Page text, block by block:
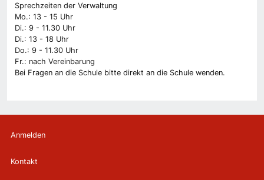
Sprechzeiten der Verwaltung
Mo.: 13 - 15 Uhr
Di.: 9 - 11.30 Uhr
Di.: 13 - 18 Uhr
Do.: 9 - 11.30 Uhr
Fr.: nach Vereinbarung
Bei Fragen an die Schule bitte direkt an die Schule wenden.
Anmelden
Kontakt